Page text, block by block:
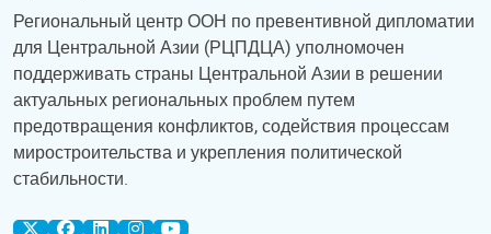
Региональный центр ООН по превентивной дипломатии
для Центральной Азии (РЦПДЦА) уполномочен
поддерживать страны Центральной Азии в решении
актуальных региональных проблем путем
предотвращения конфликтов, содействия процессам
миростроительства и укрепления политической
стабильности.